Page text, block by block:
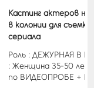
Кастинг актеров на
в колонии для съемки
сериала
Роль : ДЕЖУРНАЯ В
: Женщина 35-50
по ВИДЕОПРОБЕ +